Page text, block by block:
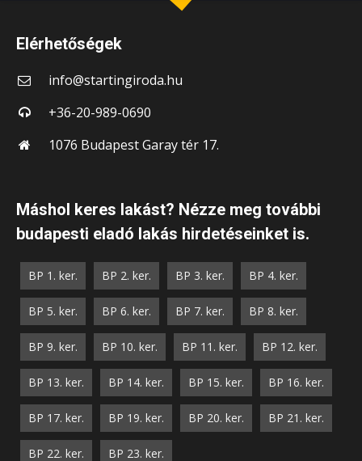
Elérhetőségek
info@startingiroda.hu
+36-20-989-0690
1076 Budapest Garay tér 17.
Máshol keres lakást? Nézze meg további
budapesti eladó lakás hirdetéseinket is.
BP 1. ker. BP 2. ker. BP 3. ker. BP 4. ker.
BP 5. ker. BP 6. ker. BP 7. ker. BP 8. ker.
BP 9. ker. BP 10. ker. BP 11. ker. BP 12. ker.
BP 13. ker. BP 14. ker. BP 15. ker. BP 16. ker.
BP 17. ker. BP 19. ker. BP 20. ker. BP 21. ker.
BP 22. ker. BP 23. ker.